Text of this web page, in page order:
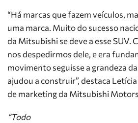
“Há marcas que fazem veículos,
uma marca. Muito do sucesso
da Mitsubishi se deve a esse SUV.
nos despedirmos dele, e era
movimento seguisse a grandeza
ajudou a construir”, destaca
de marketing da Mitsubishi
“Todo